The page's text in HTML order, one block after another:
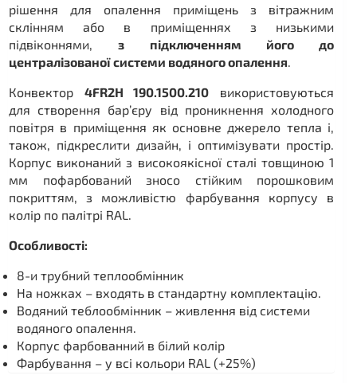
рішення для опалення приміщень з вітражним
склінням або в приміщеннях з низькими
підвіконнями,з підключенням його до
централізованої системи водяного опалення
Конвектор 4FR2H 190.1500.210 використовуються
для створення бар’єру від проникнення холодного
повітря в приміщення як основне джерело тепла і,
також, підкреслити дизайн, і оптимізувати простір.
Корпус виконаний з високоякісної сталі товщиною 1
мм пофарбований зносо стійким порошковим
покриттям, з можливістю фарбування корпусу в
колір по палітрі RAL.
Особливості:
8-и трубний теплообмінник
На ножках – входять в стандартну комплектацію.
Водяний теблообмінник – живлення від системи
водяного опалення.
Корпус фарбованний в білий колір
Фарбування – у всі кольори RAL (+25%)